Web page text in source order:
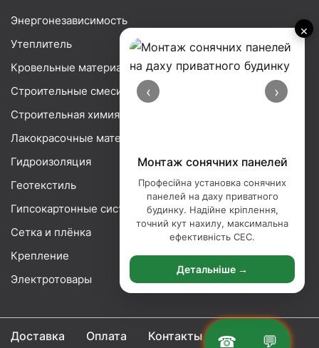
☎ 💬
×
‹ ›
Монтаж сонячних панелей
Професійна установка сонячних
панелей на даху приватного
будинку. Надійне кріплення,
точний кут нахилу, максимальна
ефективність СЕС.
Детальніше →
Энергонезависимость
Утеплитель
Кровельные материалы
Строительные смеси
Строительная химия
Лакокрасочные материалы
Гидроизоляция
Геотекстиль
Гипсокартонные системы
Сетка и плёнка
Крепление
Электротовары
Доставка Оплата Контакты